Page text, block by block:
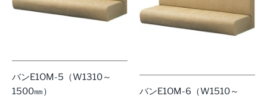
バンE1OM-5（W1310～
1500㎜）
バンE1OM-6（W1510～